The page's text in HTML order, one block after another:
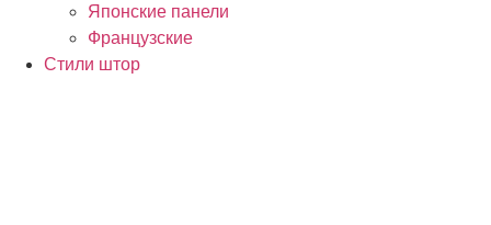
Японские панели
Французские
Стили штор